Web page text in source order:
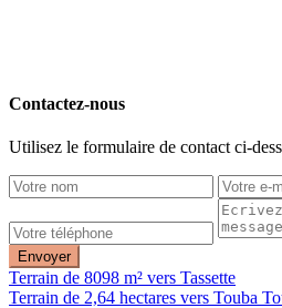
Contactez-nous
Utilisez le formulaire de contact ci-
Envoyer
Terrain de 8098 m² vers Tassette
Terrain de 2,64 hectares vers Touba